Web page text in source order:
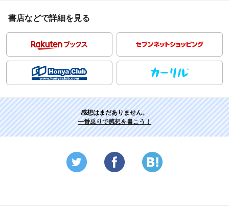
書店などで詳細を見る
感想はまだありません。
一番乗りで感想を書こう！